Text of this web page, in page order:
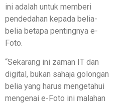
ini adalah untuk memberi
pendedahan kepada belia-
belia betapa pentingnya e-
Foto.
“Sekarang ini zaman IT dan
digital, bukan sahaja golongan
belia yang harus mengetahui
mengenai e-Foto ini malahan